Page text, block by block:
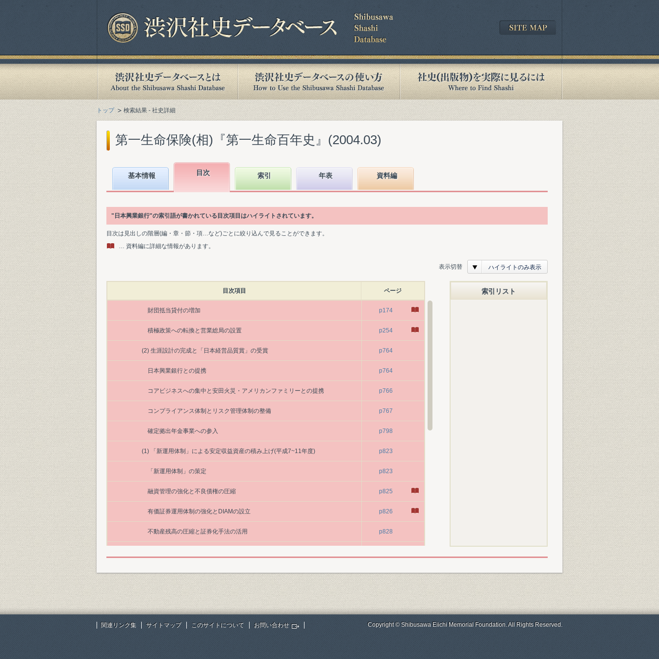
トップ 検索結果 - 社史詳細
第一生命保険(相)『第一生命百年史』(2004.03)
基本情報 目次 索引 年表 資料編
"日本興業銀行"の索引語が書かれている目次項目はハイライトされています。
目次は見出しの階層(編・章・節・項…など)ごとに絞り込んで見ることができます。
… 資料編に詳細な情報があります。
表示切替 ハイライトのみ表示
目次項目 ページ
財団抵当貸付の増加 p174
積極政策への転換と営業総局の設置 p254
(2) 生涯設計の完成と「日本経営品質賞」の受賞 p764
日本興業銀行との提携 p764
コアビジネスへの集中と安田火災・アメリカンファミリーとの提携 p766
コンプライアンス体制とリスク管理体制の整備 p767
確定拠出年金事業への参入 p798
(1) 「新運用体制」による安定収益資産の積み上げ(平成7~11年度) p823
「新運用体制」の策定 p823
融資管理の強化と不良債権の圧縮 p825
有価証券運用体制の強化とDIAMの設立 p826
不動産残高の圧縮と証券化手法の活用 p828
住宅ローンの証券化と事業の見直し p833
有価証券運用体制の整備 p833
表1-2 主な基金拠出者 p41
索引リスト
関連リンク集 サイトマップ このサイトについて お問い合わせ Copyright © Shibusawa Eiichi Memorial Foundation. All Rights Reserved.